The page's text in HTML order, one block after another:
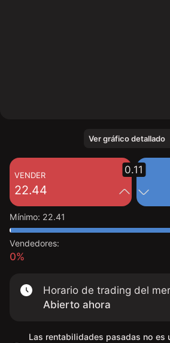
Ver gráfico detallado
VENDER
22.44
0.11
Mínimo: 22.41
Vendedores:
0%
Horario de trading del
Abierto ahora
Las rentabilidades pasadas no es